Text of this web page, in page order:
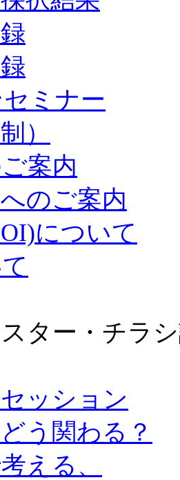
ミナー
）
案内
のご案内
について
ター・チラ
ッション
う関わる？
える、